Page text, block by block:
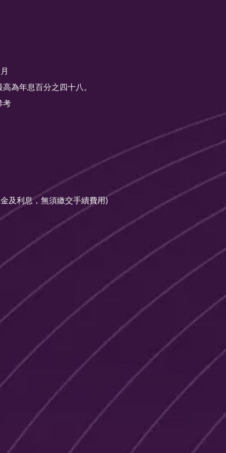
為年息百分之四十八。
考
及利息，無須繳交手續費用)